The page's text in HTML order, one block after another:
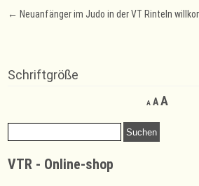
Post
← Neuanfänger im Judo in der VT Rinteln
Schriftgröße
A
Decrease
font
AReset
size.
A
Suchen
nach:
VTR - Online-shop